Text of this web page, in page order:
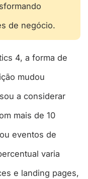
de negócio.​
4, a forma de
mudou
a considerar
mais de 10
eventos de
varia
e landing pages,